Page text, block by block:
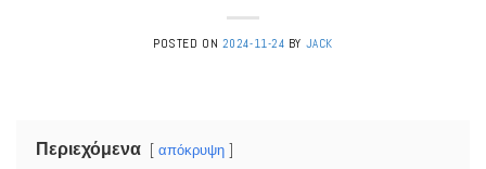
POSTED ON 2024-11-24 BY JACK
Περιεχόμενα απόκρυψη